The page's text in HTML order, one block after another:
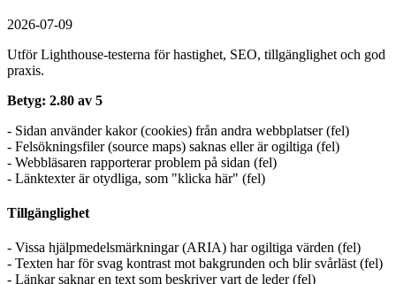
2026-07-09
Utför Lighthouse-testerna för hastighet, SEO, tillgänglighet och god
praxis.
Betyg: 2.80 av 5
- Sidan använder kakor (cookies) från andra webbplatser (fel)
- Felsökningsfiler (source maps) saknas eller är ogiltiga (fel)
- Webbläsaren rapporterar problem på sidan (fel)
- Länktexter är otydliga, som "klicka här" (fel)
Tillgänglighet
- Vissa hjälpmedelsmärkningar (ARIA) har ogiltiga värden (fel)
- Texten har för svag kontrast mot bakgrunden och blir svårläst (fel)
- Länkar saknar en text som beskriver vart de leder (fel)